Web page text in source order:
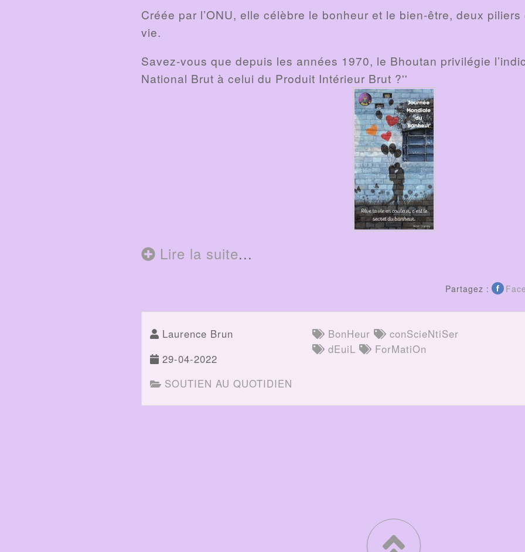
Créée par l’ONU, elle célèbre le bonheur et le bien-être, deux
vie.
Savez-vous que depuis les années 1970, le Bhoutan privilégie
National Brut à celui du Produit Intérieur Brut ?''
Lire la suite...
Partagez :
Laurence Brun
29-04-2022
SOUTIEN AU QUOTIDIEN
BonHeur
conScieNtiSer
dEuiL
ForMatiOn